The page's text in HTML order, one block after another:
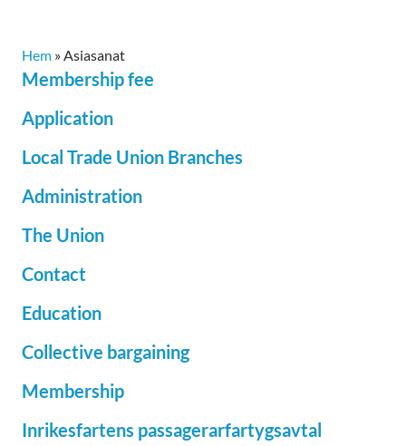
Hem »Asiasanat
Membership fee
Application
Local Trade Union Branches
Administration
The Union
Contact
Education
Collective bargaining
Membership
Inrikesfartens passagerarfartygsavtal